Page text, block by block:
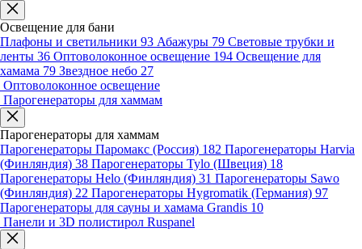
Освещение для бани
Плафоны и светильники 93 Абажуры 79 Световые трубки и
ленты 36 Оптоволоконное освещение 194 Освещение для
хамама 79 Звездное небо 27
Оптоволоконное освещение
Парогенераторы для хаммам
Парогенераторы для хаммам
Парогенераторы Паромакс (Россия) 182 Парогенераторы Harvia
(Финляндия) 38 Парогенераторы Tylo (Швеция) 18
Парогенераторы Helo (Финляндия) 31 Парогенераторы Sawo
(Финляндия) 22 Парогенераторы Hygromatik (Германия) 97
Парогенераторы для сауны и хамама Grandis 10
Панели и 3D полистирол Ruspanel